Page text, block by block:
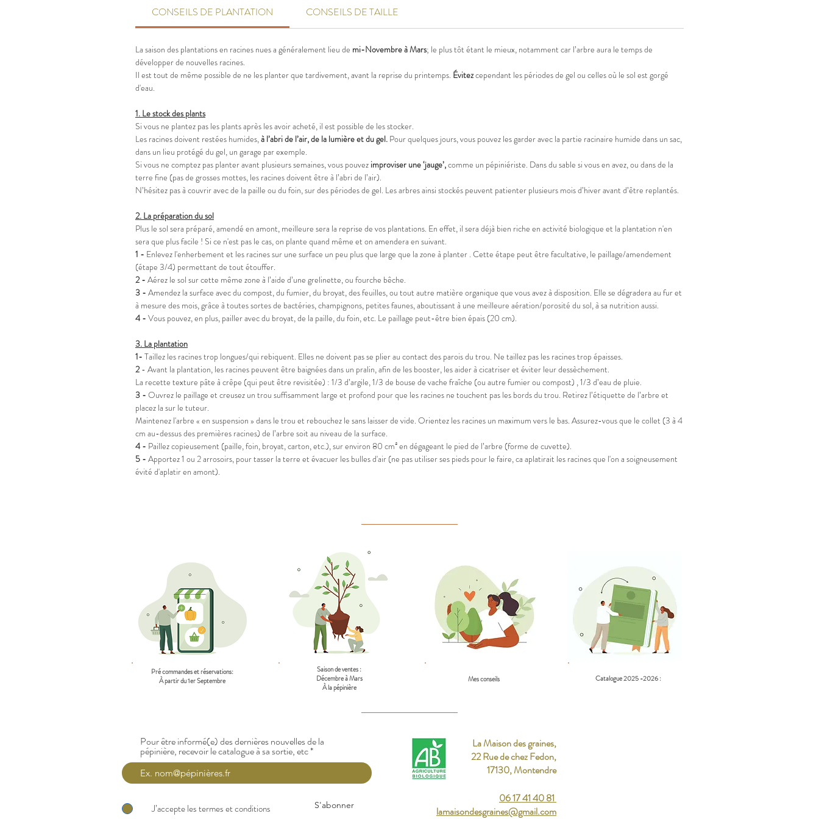
CONSERVATION: Jusque mi Décembre.
POLLINISATION
: Nécessite une
pollinisation croisée.
CONSEILS DE PLANTATION CONSEILS DE TAILLE
La saison des plantations en racines nues a généralement lieu de mi-Novembre à Mars; le plus tôt étant le mieux, notamment car l’arbre aura le temps de
développer de nouvelles racines.
Il est tout de même possible de ne les planter que tardivement, avant la reprise du printemps. Évitezcependant les périodes de gel ou celles où le sol est gorgé
d'eau.
1. Le stock des plants
Si vous ne plantez pas les plants après les avoir acheté, il est possible de les stocker.
Les racines doivent restées humides,à l’abri de l’air, de la lumière et du gel. Pour quelques jours, vous pouvez les garder avec la partie racinaire humide dans un sac,
dans un lieu protégé du gel, un garage par exemple.
Si vous ne comptez pas planter avant plusieurs semaines, vous pouvez improviser une ‘jauge’,comme un pépiniériste. Dans du sable si vous en avez, ou dans de la
terre fine (pas de grosses mottes, les racines doivent être à l’abri de l’air).
N’hésitez pas à couvrir avec de la paille ou du foin, sur des périodes de gel. Les arbres ainsi stockés peuvent patienter plusieurs mois d’hiver avant d’être replantés.
2. La préparation du sol
Plus le sol sera préparé, amendé en amont, meilleure sera la reprise de vos plantations. En effet, il sera déjà bien riche en activité biologique et la plantation n'en
sera que plus facile ! Si ce n'est pas le cas, on plante quand même et on amendera en suivant.
1 - Enlevez l'enherbement et les racines sur une surface un peu plus que large que la zone à planter . Cette étape peut être facultative, le paillage/amendement
(étape 3/4) permettant de tout étouffer.
2 - Aérez le sol sur cette même zone à l’aide d’une grelinette, ou fourche bêche.
3 - Amendez la surface avec du compost, du fumier, du broyat, des feuilles, ou tout autre matière organique que vous avez à disposition. Elle se dégradera au fur et
à mesure des mois, grâce à toutes sortes de bactéries, champignons, petites faunes, aboutissant à une meilleure aération/porosité du sol, à sa nutrition aussi.
4 - Vous pouvez, en plus, pailler avec du broyat, de la paille, du foin, etc. Le paillage peut-être bien épais (20 cm).
3. La plantation
1- Taillez les racines trop longues/qui rebiquent. Elles ne doivent pas se plier au contact des parois du trou. Ne taillez pas les racines trop épaisses.
2 - Avant la plantation, les racines peuvent être baignées dans un pralin, afin de les booster, les aider à cicatriser et éviter leur dessèchement.
La recette texture pâte à crêpe (qui peut être revisitée) : 1/3 d’argile, 1/3 de bouse de vache fraîche (ou autre fumier ou compost) , 1/3 d’eau de pluie.
3 - Ouvrez le paillage et creusez un trou suffisamment large et profond pour que les racines ne touchent pas les bords du trou. Retirez l’étiquette de l’arbre et
placez la sur le tuteur.
Maintenez l'arbre « en suspension » dans le trou et rebouchez le sans laisser de vide. Orientez les racines un maximum vers le bas. Assurez-vous que le collet (3 à 4
cm au-dessus des premières racines) de l’arbre soit au niveau de la surface.
4 - Paillez copieusement (paille, foin, broyat, carton, etc.), sur environ 80 cm² en dégageant le pied de l’arbre (forme de cuvette).
5 - Apportez 1 ou 2 arrosoirs, pour tasser la terre et évacuer les bulles d'air (ne pas utiliser ses pieds pour le faire, ca aplatirait les racines que l'on a soigneusement
évité d'aplatir en amont).
Pré commandes et réservations:
À partir du 1er Septembre
Saison de ventes :
Décembre à Mars
À la pépinière
Mes conseils Catalogue 2025 -2026 :
Pour être informé(e) des dernières nouvelles de la
pépinière, recevoir le catalogue à sa sortie, etc
J’accepte les termes et conditions S'abonner
La Maison des graines,
22 Rue de chez Fedon,
17130, Montendre
06 17 41 40 81
lamaisondesgraines@gmail.com